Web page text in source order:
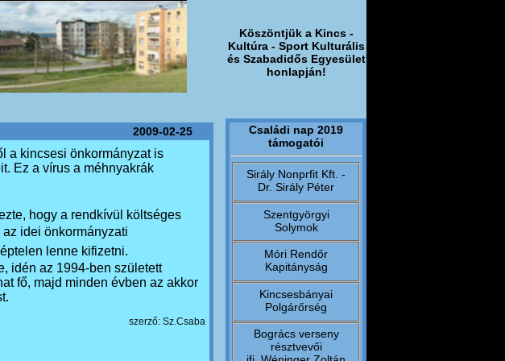
Köszöntjük a Kincs -
Kultúra - Sport Kulturális
és Szabadidős Egyesület
honlapján!
2009-02-25
a kincsesi önkormányzat is
Ez a vírus a méhnyakrák
hogy a rendkívül költséges
az idei önkormányzati
lenne kifizetni.
idén az 1994-ben született
fő, majd minden évben az akkor
szerző: Sz.Csaba
Családi nap 2019
támogatói
Sirály Nonprfit Kft. -
Dr. Sirály Péter
Szentgyörgyi
Solymok
Móri Rendőr
Kapitányság
Kincsesbányai
Polgárőrség
Bogrács verseny
résztvevői